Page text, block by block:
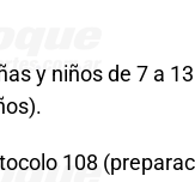
y niños de 7 a
108